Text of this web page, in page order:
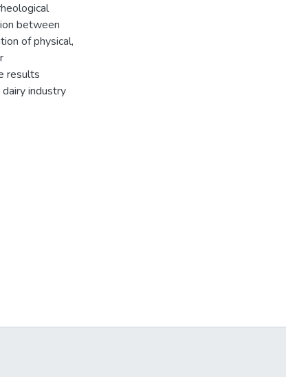
between
of physical,
results
industry